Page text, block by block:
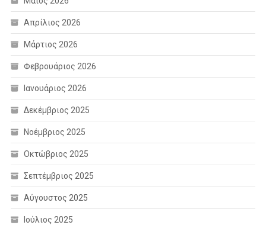
Απρίλιος 2026
Μάρτιος 2026
Φεβρουάριος 2026
Ιανουάριος 2026
Δεκέμβριος 2025
Νοέμβριος 2025
Οκτώβριος 2025
Σεπτέμβριος 2025
Αύγουστος 2025
Ιούλιος 2025